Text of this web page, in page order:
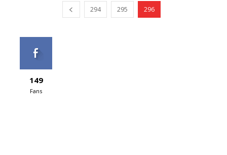
294 295 296
149
Fans